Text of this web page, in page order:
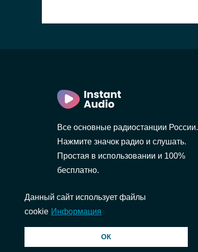
Все основные радиостанции России.
Нажмите значок радио и слушать.
Простая в использовании и 100%
бесплатно.
© 2026 InstantAudio. Все права защищены. ・
Данный сайт использует файлы
cookie Информация
ОК